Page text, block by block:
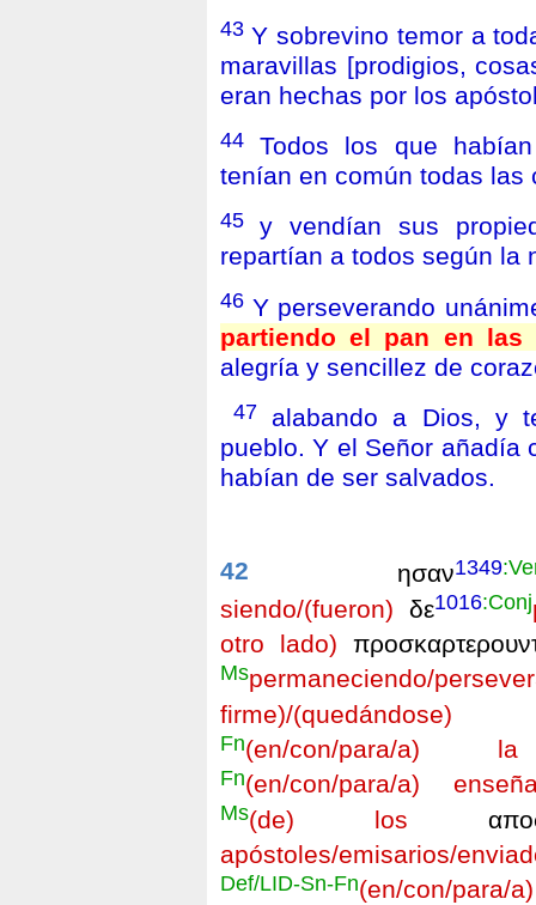
43 Y sobrevino temor a
maravillas [prodigios,
eran hechas por los
44 Todos los que
tenían en común todas las
45 y vendían sus
repartían a todos según la
46 Y perseverando
partiendo el pan en las
alegría y sencillez de
47 alabando a Dios, y
pueblo. Y el Señor añadía
habían de ser salvados.
42 ησαν1349
siendo/(fueron) δε1016:Conj
otro lado)
Mspermaneciendo/
firme)/(quedándose)
Fn(en/con/para/a) la
Fn(en/con/para/a)
Ms(de) los
apóstoles/emisarios/
Def/LID-Sn-Fn(en/con/para/